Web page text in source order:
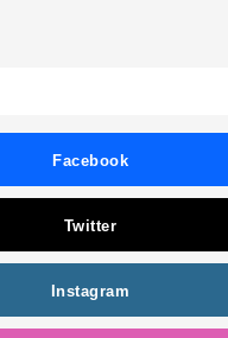
Facebook
Twitter
Instagram